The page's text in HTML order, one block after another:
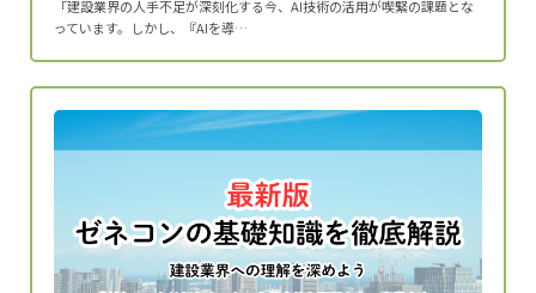
「建設業界の人手不足が深刻化する今、AI技術の活用が喫緊の課題とな
っています。しかし、『AIを導…